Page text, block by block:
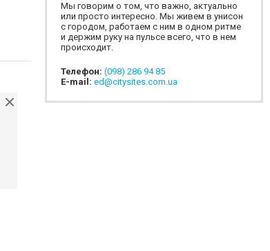
Мы говорим о том, что важно, актуально
или просто интересно. Мы живем в унисон
с городом, работаем с ним в одном ритме
и держим руку на пульсе всего, что в нем
происходит.
Телефон: (098) 286 94 85
E-mail: ed@citysites.com.ua